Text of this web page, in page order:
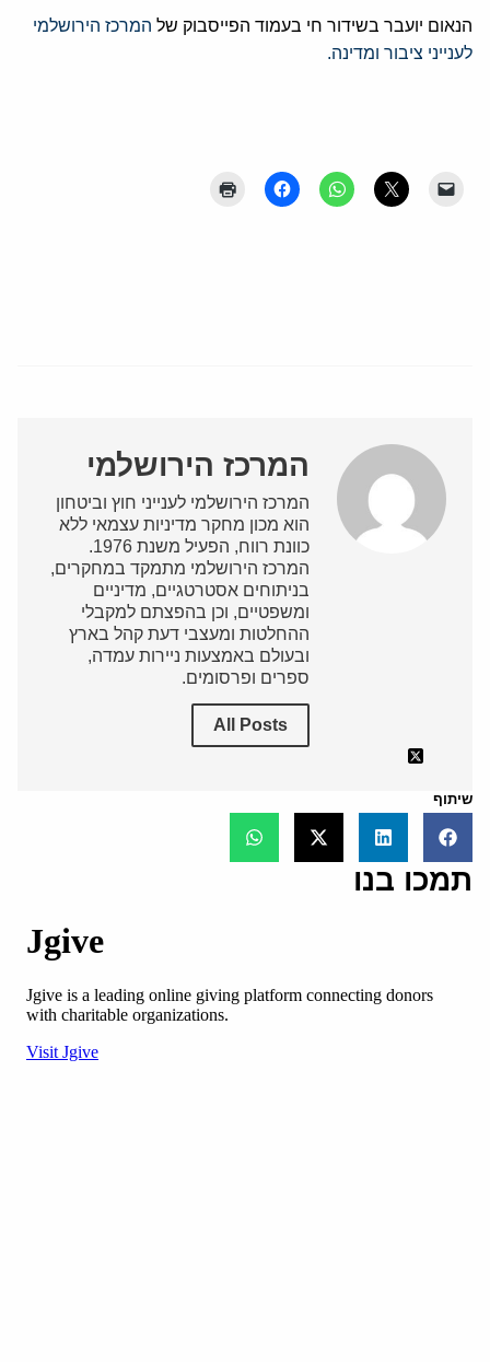
הנאום יועבר בשידור חי בעמוד הפייסבוק של המרכז הירושלמי
לענייני ציבור ומדינה.
המרכז הירושלמי
המרכז הירושלמי לענייני חוץ וביטחון
הוא מכון מחקר מדיניות עצמאי ללא
כוונת רווח, הפעיל משנת 1976.
המרכז הירושלמי מתמקד במחקרים,
בניתוחים אסטרטגיים, מדיניים
ומשפטיים, וכן בהפצתם למקבלי
ההחלטות ומעצבי דעת קהל בארץ
ובעולם באמצעות ניירות עמדה,
ספרים ופרסומים.
All Posts
שיתוף
תמכו בנו